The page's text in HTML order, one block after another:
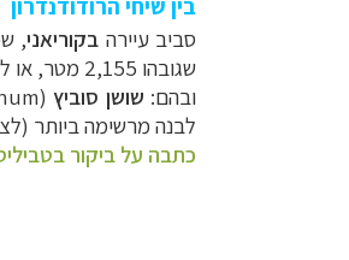
בין שיחי הרודודנדרון
סביב עיירה בקוריאני,
שגובהו 2,155 מטר, או לעלות בדרך המובילה לאגם
ובהם: שושן סוביץ (
לבנה מרשימה ביותר
כתבה על ביקור